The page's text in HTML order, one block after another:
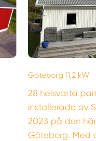
Göteborg 11,2 kW
28 helsvarta
installerade av
2023 på den
Göteborg. Med